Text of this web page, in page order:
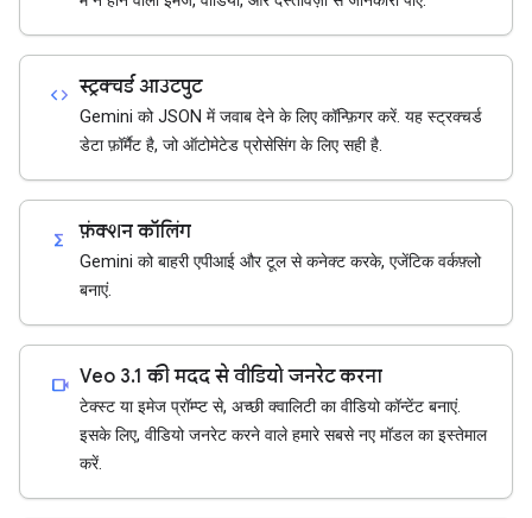
code स्ट्रक्चर्ड आउटपुट
Gemini को JSON में जवाब देने के लिए कॉन्फ़िगर करें. यह स्ट्रक्चर्ड
डेटा फ़ॉर्मैट है, जो ऑटोमेटेड प्रोसेसिंग के लिए सही है.
functions फ़ंक्शन कॉलिंग
Gemini को बाहरी एपीआई और टूल से कनेक्ट करके, एजेंटिक वर्कफ़्लो
बनाएं.
videocam Veo 3.1 की मदद से वीडियो जनरेट करना
टेक्स्ट या इमेज प्रॉम्प्ट से, अच्छी क्वालिटी का वीडियो कॉन्टेंट बनाएं.
इसके लिए, वीडियो जनरेट करने वाले हमारे सबसे नए मॉडल का इस्तेमाल
करें.